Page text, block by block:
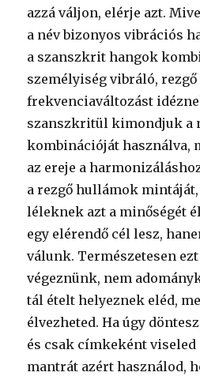
azzá váljon, elérje azt.
a név bizonyos vibrációs
a szanszkrit hangok
személyiség vibráló,
frekvenciaváltozást
szanszkritül kimondjuk a
kombinációját használva,
az ereje a
a rezgő hullámok
léleknek azt a minőségét
egy elérendő cél lesz,
válunk. Természetesen
végeznünk, nem
tál ételt helyeznek eléd,
élvezheted. Ha úgy
és csak címkeként viseled
mantrát azért haszná­lod,